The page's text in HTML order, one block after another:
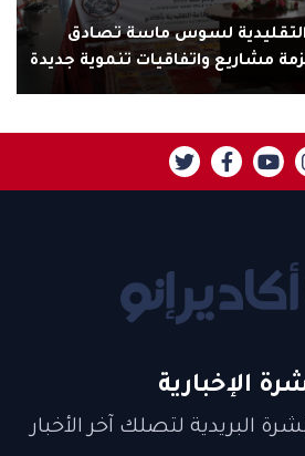
التقليدية لسوس ماسة تصادق
مشاريع واتفاقيات تنموية جديدة
الإخبارية
البريدية لتصلك آخر الأخبار